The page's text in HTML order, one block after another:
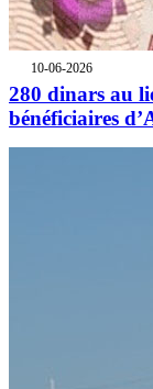
10-06-2026
280 dinars au
bénéficiaires